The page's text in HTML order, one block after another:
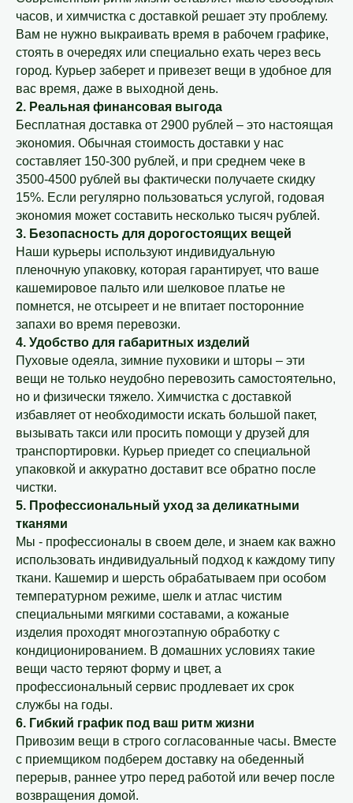
часов, и химчистка с доставкой решает эту проблему.
Вам не нужно выкраивать время в рабочем графике,
стоять в очередях или специально ехать через весь
город. Курьер заберет и привезет вещи в удобное для
вас время, даже в выходной день.
2. Реальная финансовая выгода
Бесплатная доставка от 2900 рублей – это настоящая
экономия. Обычная стоимость доставки у нас
составляет 150-300 рублей, и при среднем чеке в
3500-4500 рублей вы фактически получаете скидку
15%. Если регулярно пользоваться услугой, годовая
экономия может составить несколько тысяч рублей.
3. Безопасность для дорогостоящих вещей
Наши курьеры используют индивидуальную
пленочную упаковку, которая гарантирует, что ваше
кашемировое пальто или шелковое платье не
помнется, не отсыреет и не впитает посторонние
запахи во время перевозки.
4. Удобство для габаритных изделий
Пуховые одеяла, зимние пуховики и шторы – эти
вещи не только неудобно перевозить самостоятельно,
но и физически тяжело. Химчистка с доставкой
избавляет от необходимости искать большой пакет,
вызывать такси или просить помощи у друзей для
транспортировки. Курьер приедет со специальной
упаковкой и аккуратно доставит все обратно после
чистки.
5. Профессиональный уход за деликатными
тканями
Мы - профессионалы в своем деле, и знаем как важно
использовать индивидуальный подход к каждому типу
ткани. Кашемир и шерсть обрабатываем при особом
температурном режиме, шелк и атлас чистим
специальными мягкими составами, а кожаные
изделия проходят многоэтапную обработку с
кондиционированием. В домашних условиях такие
вещи часто теряют форму и цвет, а
профессиональный сервис продлевает их срок
службы на годы.
6. Гибкий график под ваш ритм жизни
Привозим вещи в строго согласованные часы. Вместе
с приемщиком подберем доставку на обеденный
перерыв, раннее утро перед работой или вечер после
возвращения домой.